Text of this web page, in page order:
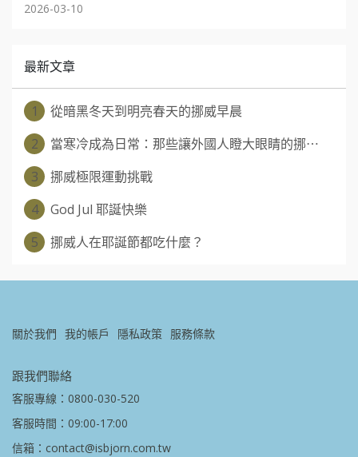
2026-03-10
最新文章
1
從暗黑冬天到明亮春天的挪威早晨
2
當寒冷成為日常：那些讓外國人瞪大眼睛的挪⋯
3
挪威極限運動挑戰
4
God Jul 耶誕快樂
5
挪威人在耶誕節都吃什麼？
關於我們 我的帳戶 隱私政策 服務條款
跟我們聯絡
客服專線：0800-030-520
客服時間：09:00-17:00
信箱：contact@isbjorn.com.tw